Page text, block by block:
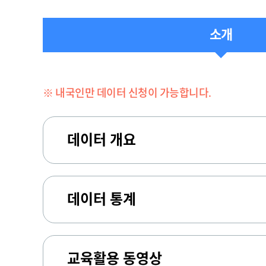
소개
※ 내국인만 데이터 신청이 가능합니다.
데이터 개요
데이터 통계
교육활용 동영상